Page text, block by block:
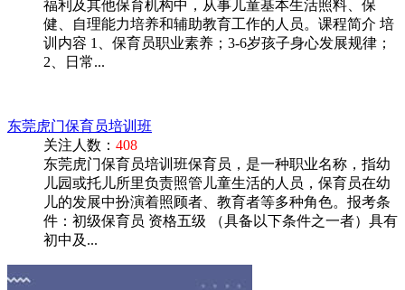
福利及其他保育机构中，从事儿童基本生活照料、保
健、自理能力培养和辅助教育工作的人员。课程简介 培
训内容 1、保育员职业素养；3-6岁孩子身心发展规律；
2、日常...
东莞虎门保育员培训班
关注人数： 408
东莞虎门保育员培训班保育员，是一种职业名称，指幼
儿园或托儿所里负责照管儿童生活的人员，保育员在幼
儿的发展中扮演着照顾者、教育者等多种角色。报考条
件：初级保育员 资格五级 （具备以下条件之一者）具有
初中及...